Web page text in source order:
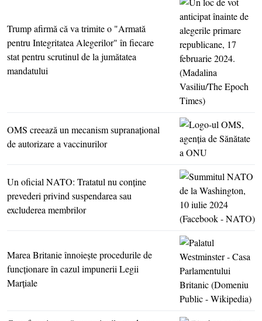
Trump afirmă că va trimite o "Armată
pentru Integritatea Alegerilor" în fiecare
stat pentru scrutinul de la jumătatea
mandatului
OMS creează un mecanism supranaţional
de autorizare a vaccinurilor
Un oficial NATO: Tratatul nu conţine
prevederi privind suspendarea sau
excluderea membrilor
Marea Britanie înnoieşte procedurile de
funcţionare în cazul impunerii Legii
Marţiale